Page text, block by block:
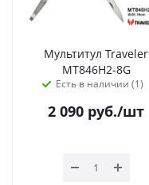
Мультитул Traveler
MT846H2-8G
Есть в наличии (1)
2 090 руб./шт